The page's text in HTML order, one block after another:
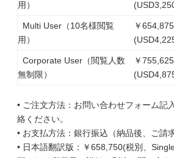
用）
Multi User（10名様閲覧
用）
￥654,875
Corporate User（閲覧人数
無制限）
￥755,625
• ご注文方法：お問い合わせフォーム記
絡ください。
• お支払方法：銀行振込（納品後、ご請
• 日本語翻訳版：￥658,750(税別、